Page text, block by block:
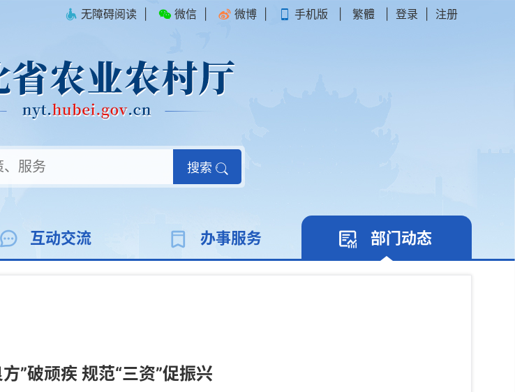
无障碍阅读 微信 微博 手机版 繁體 登录 注册
搜索
互动交流 办事服务 部门动态
”破顽疾 规范“三资”促振兴